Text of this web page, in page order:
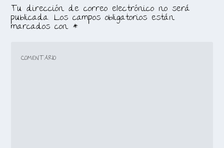
Tu dirección de correo electrónico no será
publicada. Los campos obligatorios están
marcados con *